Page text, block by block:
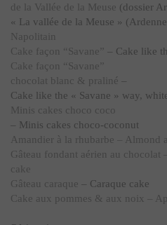
de la Vallée de la Meuse (dossier
« La vallée de la Meuse »
Napolitain
Cake façon “Savane” – Cake like
Cake façon “Savane”
chocolat blanc & praliné –
Cake like the « Savane » way,
Minis cakes choco coco
– Minis cakes choco-coconut
Amandier à la rhubarbe – Almond
Gâteau fondant aérien au
cake
Gâteau caraque – Caraque cake
Cake aux pommes & aux noix –